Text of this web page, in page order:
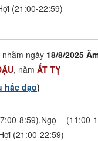
(21:00-22:59)
nhằm ngày 18/8/2025
, năm ẤT TỴ
hắc đạo)
8:59),Ngọ (11:00-
(21:00-22:59)